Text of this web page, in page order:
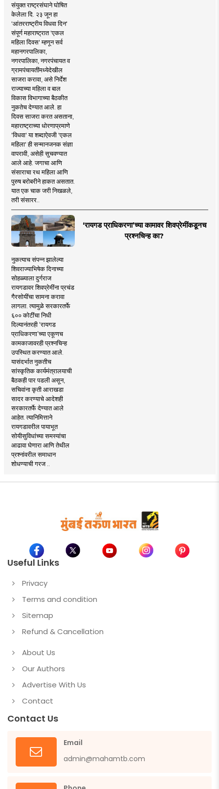
संयुक्त राष्ट्रसंघाने घोषित
केलेला दि. २३ जून हा
'आंतरराष्ट्रीय विधवा दिन'
संपूर्ण महाराष्ट्रात 'एकल
महिला दिवस' म्हणून सर्व
महानगरपालिका,
नगरपालिका, नगरपंचायत व
ग्रामपंचायतींमध्येदेखील
साजरा करावा, असे निर्देश
राज्याच्या महिला व बाल
विकास विभागाच्या बैठकीत
नुकतेच देण्यात आले. हा
दिवस साजरा करत असताना,
महाराष्ट्राच्या धोरणाप्रमाणे
'विधवा' या शब्दाऐवजी 'एकल
महिला' ही सन्मानजनक संज्ञा
वापरावी, असेही सुचवण्यात
आले आहे. जगाचा आणि
संसाराचा रथ महिला आणि
पुरुष बरोबरीने हाकत असतात.
यात एक चाक जरी निखळले,
तरी संसारर..
‘रायगड प्राधिकरणा’च्या कामावर शिवप्रेमींकडूनच
प्रश्नचिन्ह का?
नुकत्याच संपन्न झालेल्या
शिवराज्याभिषेक दिनाच्या
सोहळ्याला दुर्गराज
रायगडावर शिवप्रेमींना प्रचंड
गैरसोयींचा सामना करावा
लागला. त्यामुळे सरकारतर्फे
६०० कोटींचा निधी
दिल्यानंतरही ‘रायगड
प्राधिकरणा’च्या एकूणच
कामकाजावरही प्रश्नचिन्ह
उपस्थित करण्यात आले.
यासंदर्भात नुकतीच
सांस्कृतिक कार्यमंत्रालयाची
बैठकही पार पडली असून,
सचिवांना कृती आराखडा
सादर करण्याचे आदेशही
सरकारतर्फे देण्यात आले
आहेत. त्यानिमित्ताने
रायगडावरील पायाभूत
सोयीसुविधांच्या समस्यांचा
आढावा घेणारा आणि तेथील
प्रश्नांवरील समाधान
शोधण्याची गरज ..
Useful Links
Privacy
Terms and condition
Sitemap
Refund & Cancellation
About Us
Our Authors
Advertise With Us
Contact
Contact Us
Email
admin@mahamtb.com